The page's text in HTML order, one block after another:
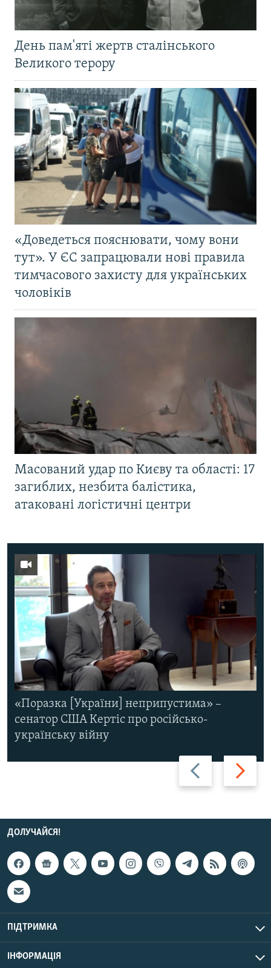
День пам'яті жертв сталінського
Великого терору
«Доведеться пояснювати, чому вони
тут». У ЄС запрацювали нові правила
тимчасового захисту для українських
чоловіків
Масований удар по Києву та області: 17
загиблих, незбита балістика,
атаковані логістичні центри
Назад Вперед
«Поразка [України] неприпустима» –
сенатор США Кертіс про російсько-
українську війну
ДОЛУЧАЙСЯ!
ПІДТРИМКА
ІНФОРМАЦІЯ